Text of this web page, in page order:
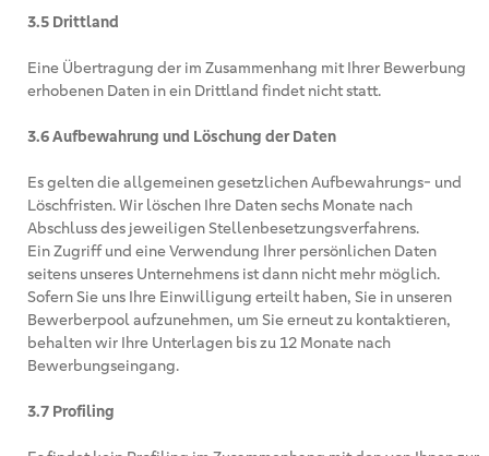
3.5 Drittland
Eine Übertragung der im Zusammenhang mit Ihrer Bewerbung
erhobenen Daten in ein Drittland findet nicht statt.
3.6 Aufbewahrung und Löschung der Daten
Es gelten die allgemeinen gesetzlichen Aufbewahrungs- und
Löschfristen. Wir löschen Ihre Daten sechs Monate nach
Abschluss des jeweiligen Stellenbesetzungsverfahrens.
Ein Zugriff und eine Verwendung Ihrer persönlichen Daten
seitens unseres Unternehmens ist dann nicht mehr möglich.
Sofern Sie uns Ihre Einwilligung erteilt haben, Sie in unseren
Bewerberpool aufzunehmen, um Sie erneut zu kontaktieren,
behalten wir Ihre Unterlagen bis zu 12 Monate nach
Bewerbungseingang.
3.7 Profiling